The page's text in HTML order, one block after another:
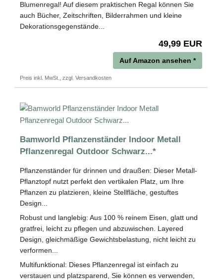
Blumenregal! Auf diesem praktischen Regal können Sie
auch Bücher, Zeitschriften, Bilderrahmen und kleine
Dekorationsgegenstände...
49,99 EUR
Auf Amazon ansehen *
Preis inkl. MwSt., zzgl. Versandkosten
Bamworld Pflanzenständer Indoor Metall
Pflanzenregal Outdoor Schwarz...*
Pflanzenständer für drinnen und draußen: Dieser Metall-
Pflanztopf nutzt perfekt den vertikalen Platz, um Ihre
Pflanzen zu platzieren, kleine Stellfläche, gestuftes
Design...
Robust und langlebig: Aus 100 % reinem Eisen, glatt und
gratfrei, leicht zu pflegen und abzuwischen. Layered
Design, gleichmäßige Gewichtsbelastung, nicht leicht zu
verformen...
Multifunktional: Dieses Pflanzenregal ist einfach zu
verstauen und platzsparend, Sie können es verwenden,